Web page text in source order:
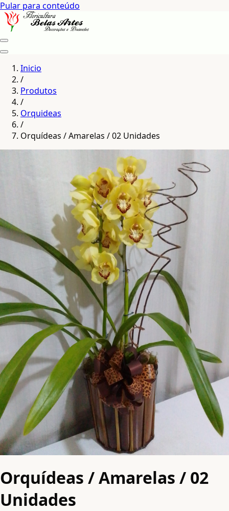
Pular para conteúdo
Inicio
/
Produtos
/
Orquideas
/
Orquídeas / Amarelas / 02 Unidades
Orquídeas / Amarelas / 02
Unidades